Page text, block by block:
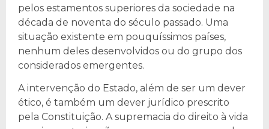
pelos estamentos superiores da sociedade na
década de noventa do século passado. Uma
situação existente em pouquíssimos países,
nenhum deles desenvolvidos ou do grupo dos
considerados emergentes.
A intervenção do Estado, além de ser um dever
ético, é também um dever jurídico prescrito
pela Constituição. A supremacia do direito à vida